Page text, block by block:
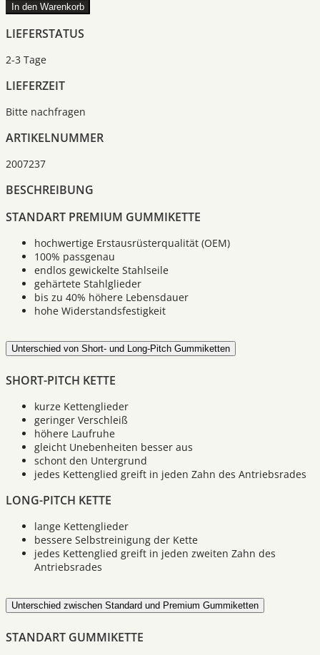
In den Warenkorb
LIEFERSTATUS
2-3 Tage
LIEFERZEIT
Bitte nachfragen
ARTIKELNUMMER
2007237
BESCHREIBUNG
STANDART PREMIUM GUMMIKETTE
hochwertige Erstausrüsterqualität (OEM)
100% passgenau
endlos gewickelte Stahlseile
gehärtete Stahlglieder
bis zu 40% höhere Lebensdauer
hohe Widerstandsfestigkeit
Unterschied von Short- und Long-Pitch Gummiketten
SHORT-PITCH KETTE
kurze Kettenglieder
geringer Verschleiß
höhere Laufruhe
gleicht Unebenheiten besser aus
schont den Untergrund
jedes Kettenglied greift in jeden Zahn des Antriebsrades
LONG-PITCH KETTE
lange Kettenglieder
bessere Selbstreinigung der Kette
jedes Kettenglied greift in jeden zweiten Zahn des
Antriebsrades
Unterschied zwischen Standard und Premium Gummiketten
STANDART GUMMIKETTE